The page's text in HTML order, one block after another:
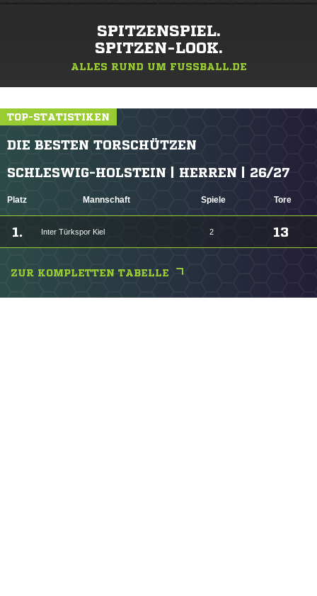
SPITZENSPIEL.
SPITZEN-LOOK.
ALLES RUND UM FUSSBALL.DE
TOP-STATISTIKEN
DIE BESTEN TORSCHÜTZEN
SCHLESWIG-HOLSTEIN | HERREN | 26/27
Platz Mannschaft Spiele Tore
1. Inter Türkspor Kiel 2 13
ZUR KOMPLETTEN TABELLE